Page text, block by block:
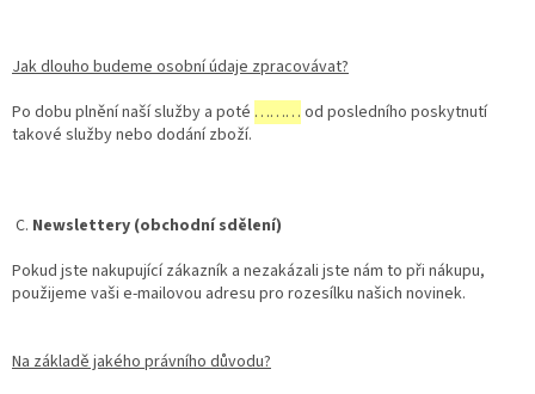
Jak dlouho budeme osobní údaje zpracovávat?
Po dobu plnění naší služby a poté ……… od posledního poskytnutí
takové služby nebo dodání zboží.
C. Newslettery (obchodní sdělení)
Pokud jste nakupující zákazník a nezakázali jste nám to při nákupu,
použijeme vaši e-mailovou adresu pro rozesílku našich novinek.
Na základě jakého právního důvodu?